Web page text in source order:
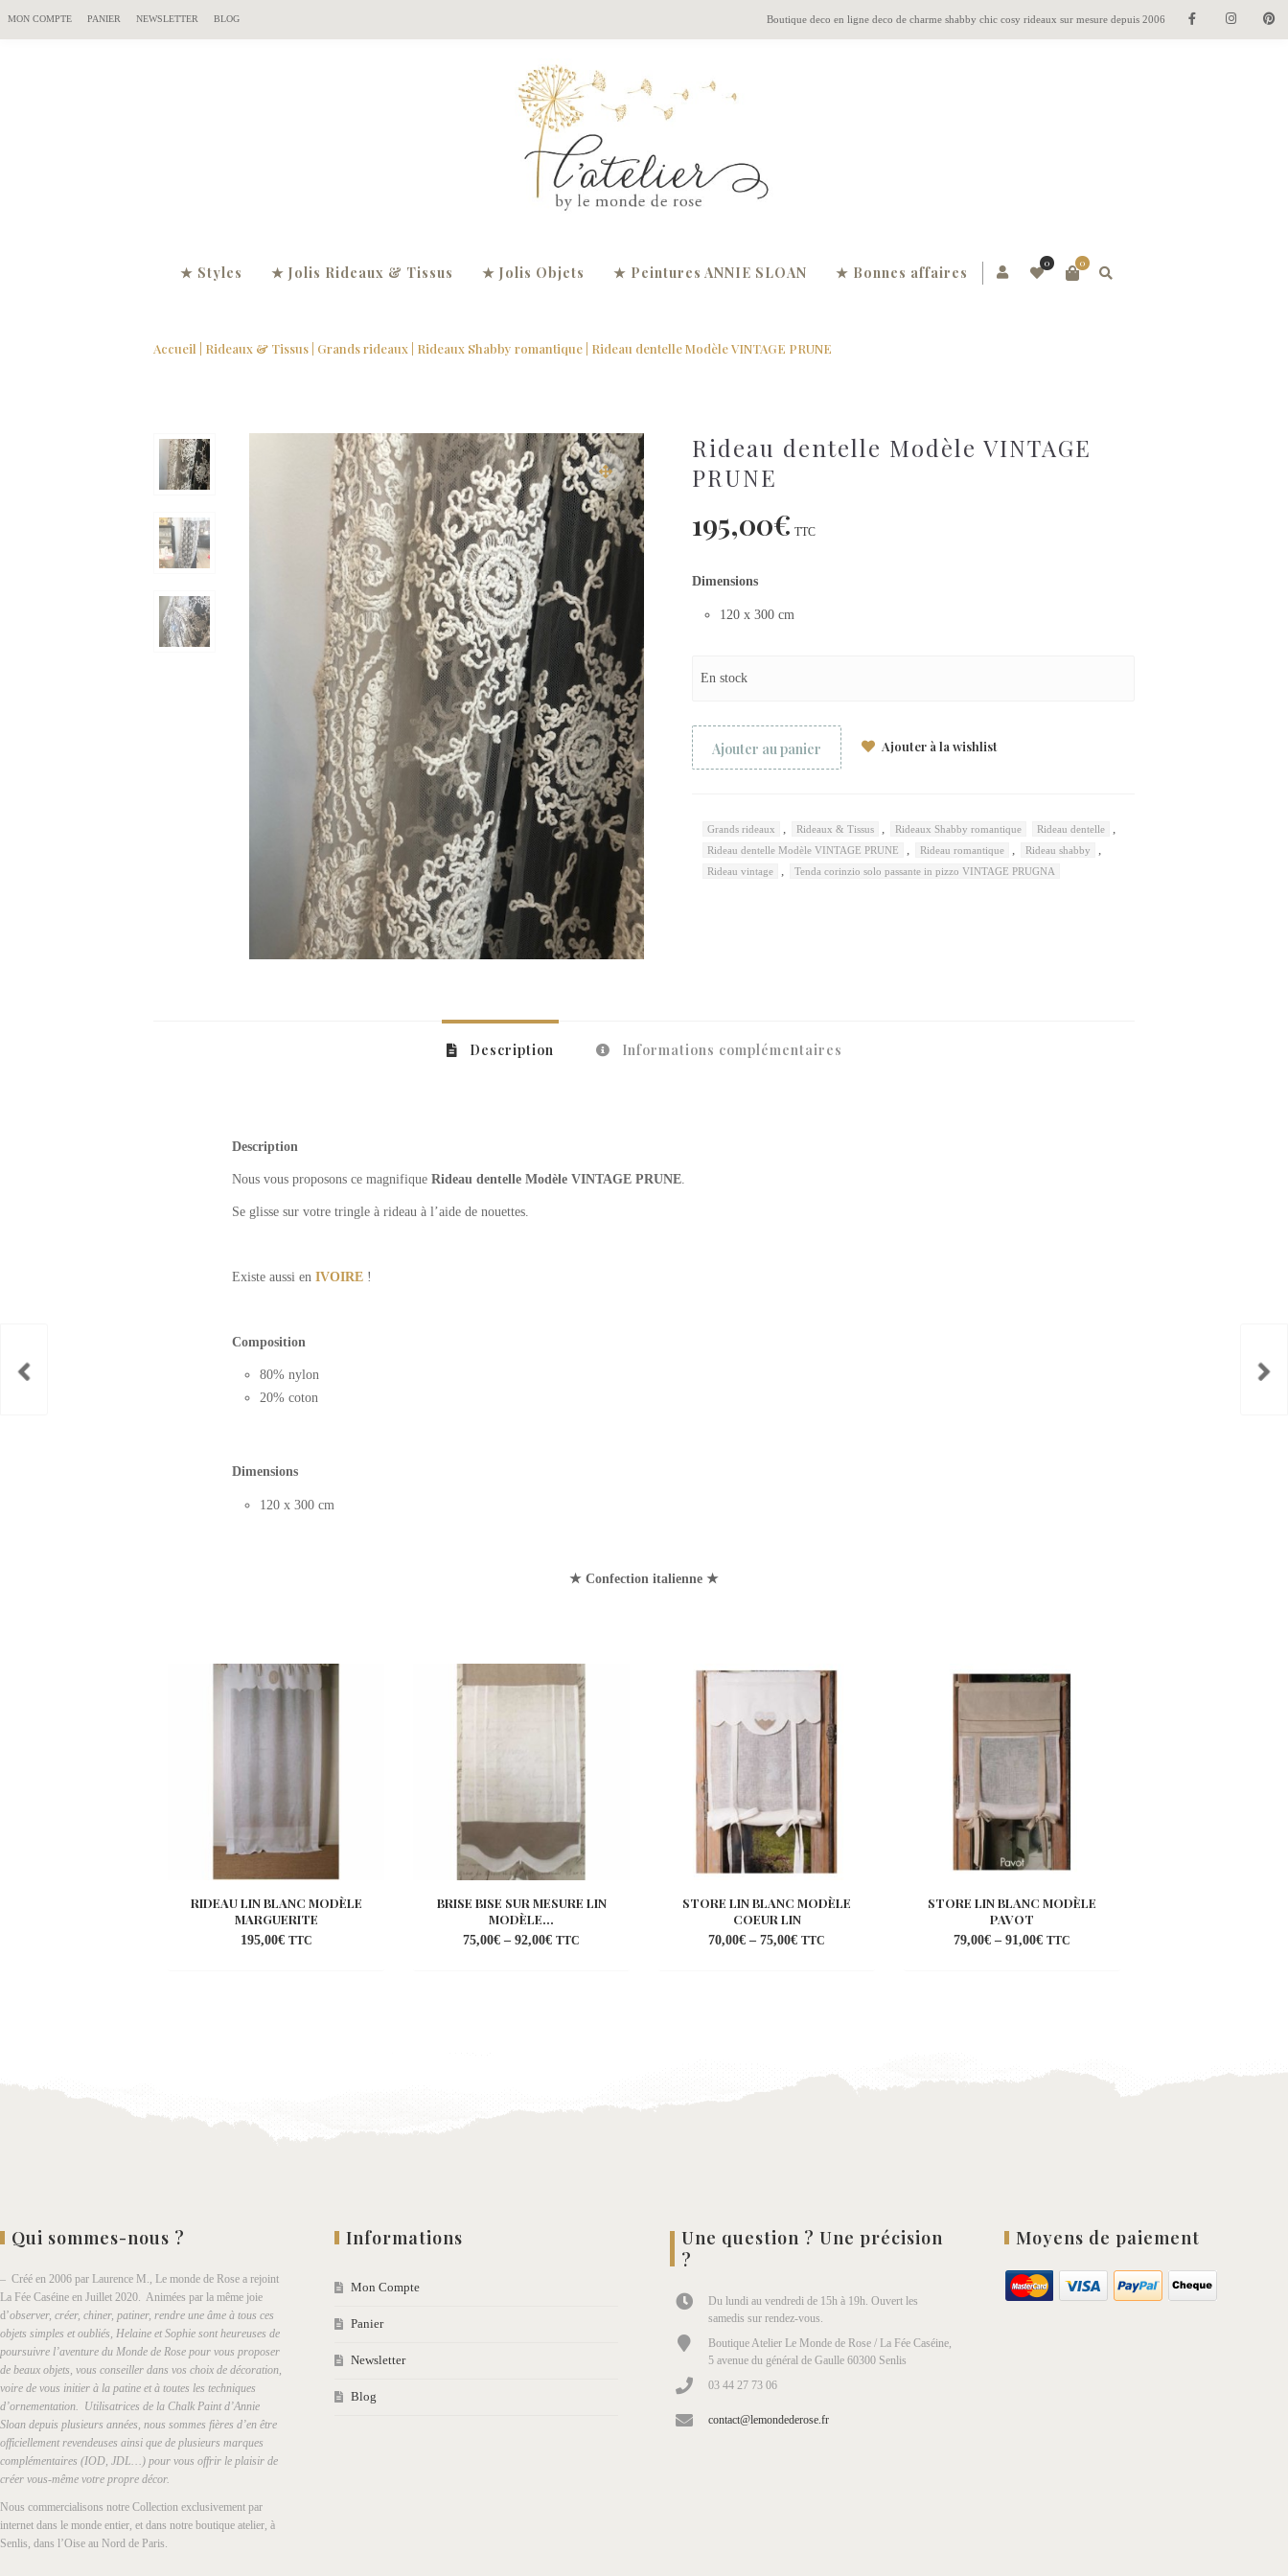
Boutique deco en ligne deco de charme shabby chic cosy rideaux sur mesure depuis 2006
MON COMPTE PANIER NEWSLETTER BLOG
0
0
★ Styles ★ Jolis Rideaux & Tissus ★ Jolis Objets ★ Peintures ANNIE SLOAN ★ Bonnes affaires
Accueil Rideaux & Tissus Grands rideaux Rideaux Shabby romantique | Rideau dentelle Modèle VINTAGE PRUNE
Rideau dentelle Modèle VINTAGE
PRUNE
195,00€ TTC
Dimensions
120 x 300 cm
En stock
Ajouter au panier Ajouter à la wishlist
Grands rideaux Rideaux & Tissus Rideaux Shabby romantique Rideau dentelle
Rideau dentelle Modèle VINTAGE PRUNE Rideau romantique Rideau shabby
Rideau vintage Tenda corinzio solo passante in pizzo VINTAGE PRUGNA
Description Informations complémentaires
Description
Nous vous proposons ce magnifique Rideau dentelle Modèle VINTAGE PRUNE.
Se glisse sur votre tringle à rideau à l’aide de nouettes.
Existe aussi en IVOIRE!
Composition
80% nylon
20% coton
Dimensions
120 x 300 cm
★ Confection italienne ★
RIDEAU LIN BLANC MODÈLE
MARGUERITE
195,00€ TTC
BRISE BISE SUR MESURE LIN
MODÈLE...
75,00€ – 92,00€ TTC
STORE LIN BLANC MODÈLE
COEUR LIN
70,00€ – 75,00€ TTC
STORE LIN BLANC MODÈLE
PAVOT
79,00€ – 91,00€ TTC
Qui sommes-nous ?
– Créé en 2006 par Laurence M., Le monde de Rose a rejoint
La Fée Caséine en Juillet 2020. Animées par la même joie
d’observer, créer, chiner, patiner, rendre une âme à tous ces
objets simples et oubliés, Helaine et Sophie sont heureuses de
poursuivre l’aventure du Monde de Rose pour vous proposer
de beaux objets, vous conseiller dans vos choix de décoration,
voire de vous initier à la patine et à toutes les techniques
d’ornementation. Utilisatrices de la Chalk Paint d’Annie
Sloan depuis plusieurs années, nous sommes fières d’en être
officiellement revendeuses ainsi que de plusieurs marques
complémentaires (IOD, JDL…) pour vous offrir le plaisir de
créer vous-même votre propre décor.
Nous commercialisons notre Collection exclusivement par
internet dans le monde entier, et dans notre boutique atelier, à
Senlis, dans l’Oise au Nord de Paris.
Informations
Mon Compte
Panier
Newsletter
Blog
Une question ? Une précision
?
Du lundi au vendredi de 15h à 19h. Ouvert les
samedis sur rendez-vous.
Boutique Atelier Le Monde de Rose / La Fée Caséine,
5 avenue du général de Gaulle 60300 Senlis
03 44 27 73 06
contact@lemondederose.fr
Moyens de paiement